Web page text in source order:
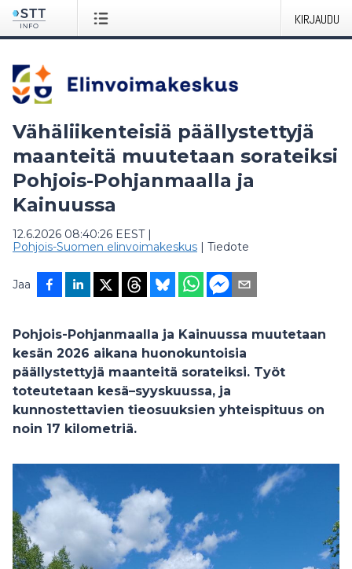
KIRJAUDU
Vähäliikenteisiä päällystettyjä
maanteitä muutetaan sorateiksi
Pohjois-Pohjanmaalla ja
Kainuussa
12.6.2026 08:40:26 EEST|
Pohjois-Suomen elinvoimakeskus | Tiedote
Jaa
Pohjois-Pohjanmaalla ja Kainuussa muutetaan
kesän 2026 aikana huonokuntoisia
päällystettyjä maanteitä sorateiksi. Työt
toteutetaan kesä–syyskuussa, ja
kunnostettavien tieosuuksien yhteispituus on
noin 17 kilometriä.